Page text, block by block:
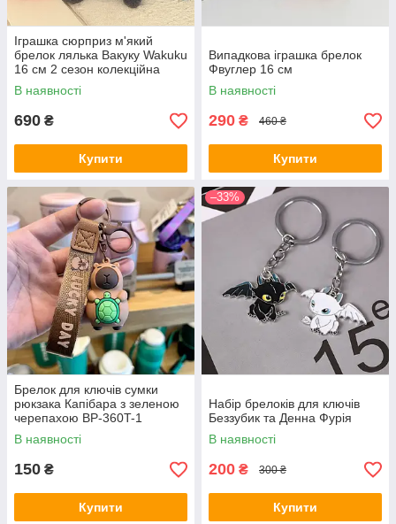
Іграшка сюрприз м'який
брелок лялька Вакуку Wakuku
16 см 2 сезон колекційна
В наявності
690 ₴
Купити
Випадкова іграшка брелок
Фвуглер 16 см
В наявності
290 ₴ 460 ₴
Купити
Брелок для ключів сумки
рюкзака Капібара з зеленою
черепахою BP-360T-1
В наявності
150 ₴
Купити
–33%
Набір брелоків для ключів
Беззубик та Денна Фурія
В наявності
200 ₴ 300 ₴
Купити